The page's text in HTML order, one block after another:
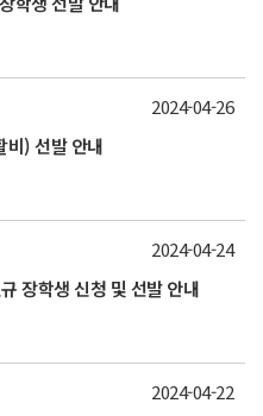
비) 선발 안내
2024-04-26
장학생 신청 및 선발 안내
2024-04-24
2024-04-22